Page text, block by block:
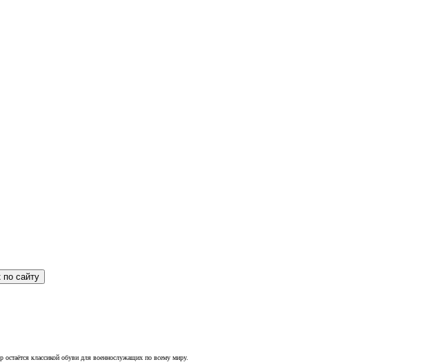
классикой обуви для военнослужащих по всему миру.